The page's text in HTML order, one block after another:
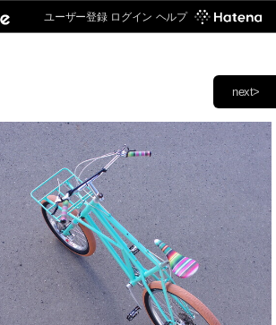
ユーザー登録 ログイン ヘルプ
next>